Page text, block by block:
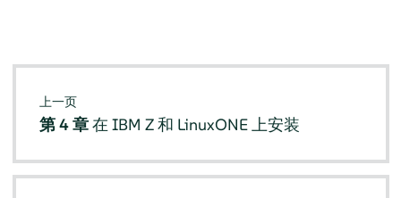
上一页
第 4 章在 IBM Z 和 LinuxONE 上安装